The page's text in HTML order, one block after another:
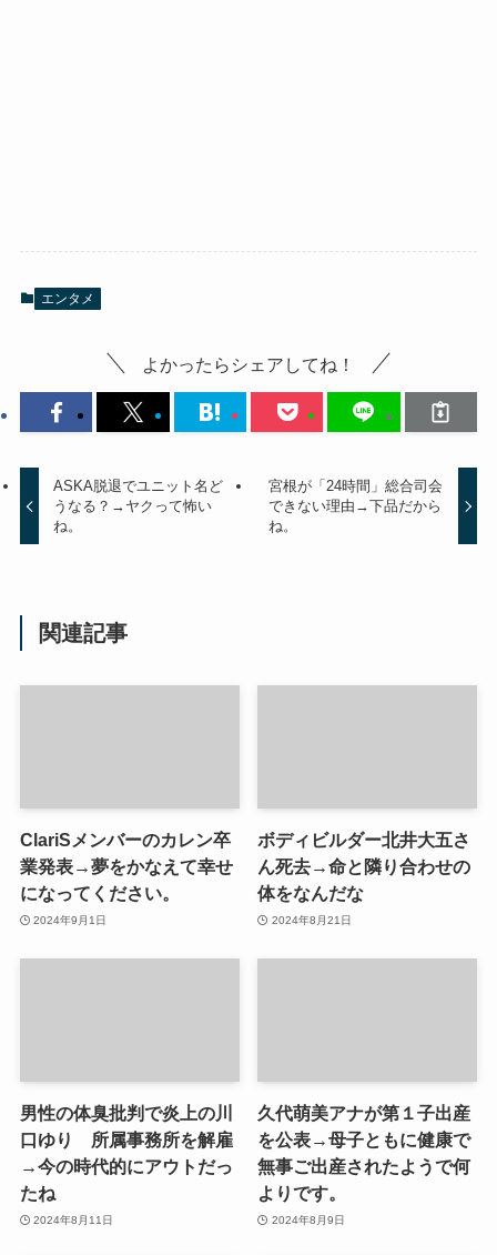
エンタメ
よかったらシェアしてね！
ASKA脱退でユニット名ど
うなる？→ヤクって怖い
ね。
宮根が「24時間」総合司会
できない理由→下品だから
ね。
関連記事
ClariSメンバーのカレン卒
業発表→夢をかなえて幸せ
になってください。
2024年9月1日
ボディビルダー北井大五さ
ん死去→命と隣り合わせの
体をなんだな
2024年8月21日
男性の体臭批判で炎上の川
口ゆり 所属事務所を解雇
→今の時代的にアウトだっ
たね
2024年8月11日
久代萌美アナが第１子出産
を公表→母子ともに健康で
無事ご出産されたようで何
よりです。
2024年8月9日